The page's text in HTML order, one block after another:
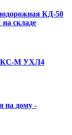
КД-50
складе
РКС-М УХЛ4
на дому -